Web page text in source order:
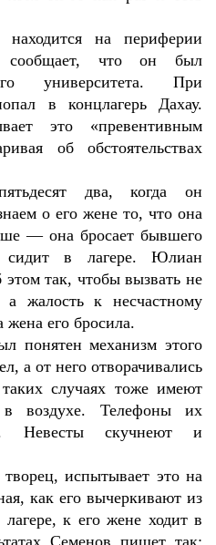
на периферии
сообщает, что он был
университета. При
в концлагерь Дахау.
это «превентивным
об обстоятельствах
два, когда он
о его жене то, что она
— она бросает бывшего
сидит в лагере. Юлиан
этом так, чтобы вызвать не
жалость к несчастному
жена его бросила.
понятен механизм этого
а от него отворачивались
случаях тоже имеют
в воздухе. Телефоны их
Невесты скучнеют и
испытывает это на
как его вычеркивают из
к его жене ходит в
Семенов пишет так: